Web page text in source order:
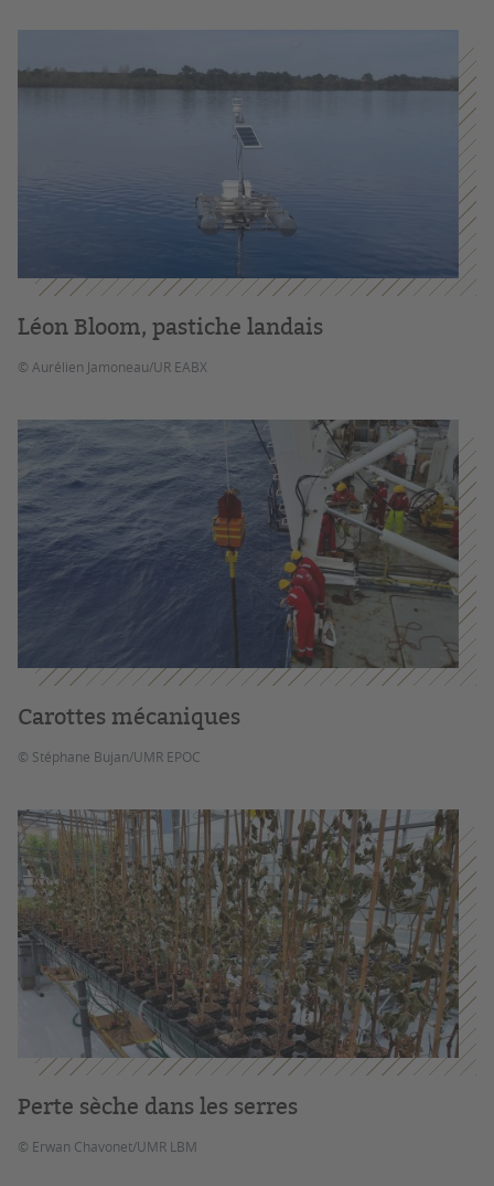
Léon Bloom, pastiche landais
© Aurélien Jamoneau/UR EABX
Carottes mécaniques
© Stéphane Bujan/UMR EPOC
Perte sèche dans les serres
© Erwan Chavonet/UMR LBM